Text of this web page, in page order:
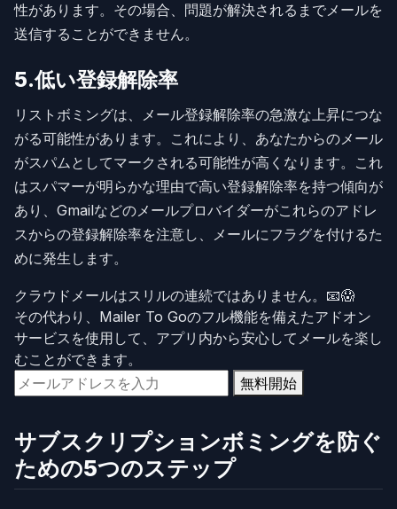
性があります。その場合、問題が解決されるまでメールを
送信することができません。
5.低い登録解除率
リストボミングは、メール登録解除率の急激な上昇につな
がる可能性があります。これにより、あなたからのメール
がスパムとしてマークされる可能性が高くなります。これ
はスパマーが明らかな理由で高い登録解除率を持つ傾向が
あり、Gmailなどのメールプロバイダーがこれらのアドレ
スからの登録解除率を注意し、メールにフラグを付けるた
めに発生します。
クラウドメールはスリルの連続ではありません。📧😱
その代わり、Mailer To Goのフル機能を備えたアドオン
サービスを使用して、アプリ内から安心してメールを楽し
むことができます。
無料開始
サブスクリプションボミングを防ぐ
ための5つのステップ